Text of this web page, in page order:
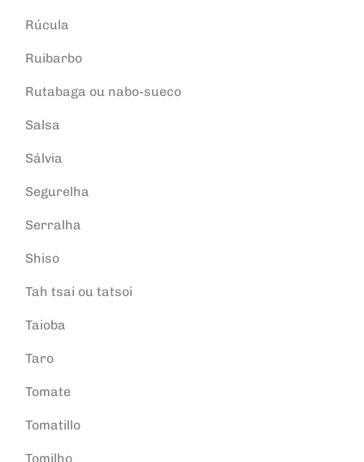
Rúcula
Ruibarbo
Rutabaga ou nabo-sueco
Salsa
Sálvia
Segurelha
Serralha
Shiso
Tah tsai ou tatsoi
Taioba
Taro
Tomate
Tomatillo
Tomilho